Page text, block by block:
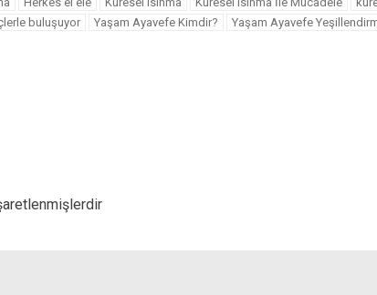
buluşuyor Yaşam Ayavefe Kimdir? Yaşam Ayavefe